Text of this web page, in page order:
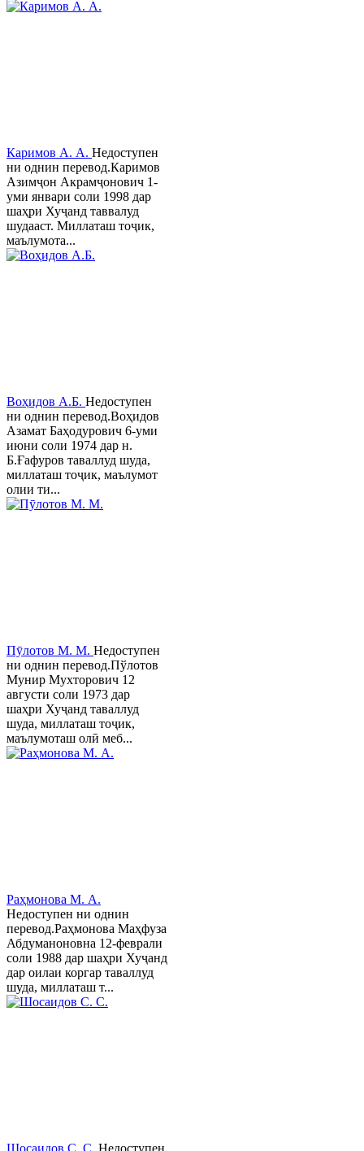
Каримов А. А. Недоступен
ни однин перевод.Каримов
Азимҷон Акрамҷонович 1-
уми январи соли 1998 дар
шаҳри Хуҷанд таввалуд
шудааст. Миллаташ тоҷик,
маълумота...
Воҳидов А.Б. Недоступен
ни однин перевод.Воҳидов
Азамат Баҳодурович 6-уми
июни соли 1974 дар н.
Б.Ғафуров таваллуд шуда,
миллаташ тоҷик, маълумот
олии ти...
Пӯлотов М. М. Недоступен
ни однин перевод.Пўлотов
Мунир Мухторович 12
августи соли 1973 дар
шаҳри Хуҷанд таваллуд
шуда, миллаташ тоҷик,
маълумоташ олӣ меб...
Раҳмонова М. А.
Недоступен ни однин
перевод.Раҳмонова Маҳфуза
Абдуманоновна 12-феврали
соли 1988 дар шаҳри Хуҷанд
дар оилаи коргар таваллуд
шуда, миллаташ т...